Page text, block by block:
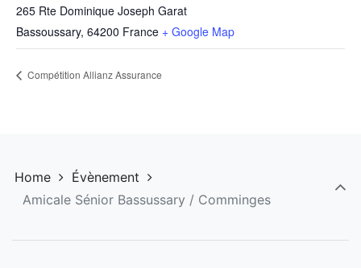
265 Rte Dominique Joseph Garat
Bassoussary, 64200 France + Google Map
Compétition Allianz Assurance
Home
Évènement
Amicale Sénior Bassussary / Comminges